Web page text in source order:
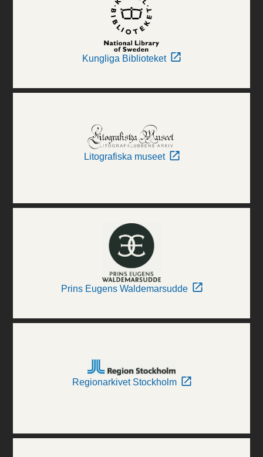
Kungliga Biblioteket
Litografiska museet
Prins Eugens Waldemarsudde
Regionarkivet Stockholm